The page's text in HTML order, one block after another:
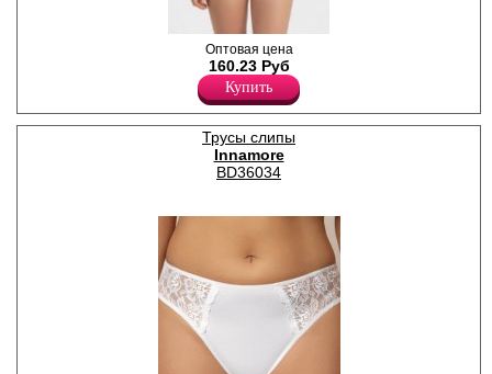
Трусики слипы женские
белого цвета, однотонные, в
рубчик, с высокой линией
талии, мягкой и комфортной
резинкой по талии. Модель
выполнена из натурального
хлопкового полотна.
Гигиеничная хлопковая
ластовица позволяет
и комфортная модель для
повседневного белья.
Хлопок 100%
Оптовая цена
160.23 Руб
Купить
Трусы слипы
Innamore
BD36034